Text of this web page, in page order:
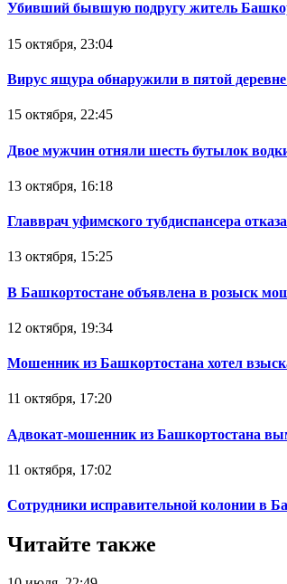
Убивший бывшую подругу житель
15 октября, 23:04
Вирус ящура обнаружили в пятой
15 октября, 22:45
Двое мужчин отняли шесть бутылок
13 октября, 16:18
Главврач уфимского тубдиспансера
13 октября, 15:25
В Башкортостане объявлена в розыск
12 октября, 19:34
Мошенник из Башкортостана хотел
11 октября, 17:20
Адвокат-мошенник из Башкортостана
11 октября, 17:02
Сотрудники исправительной колонии в
Читайте также